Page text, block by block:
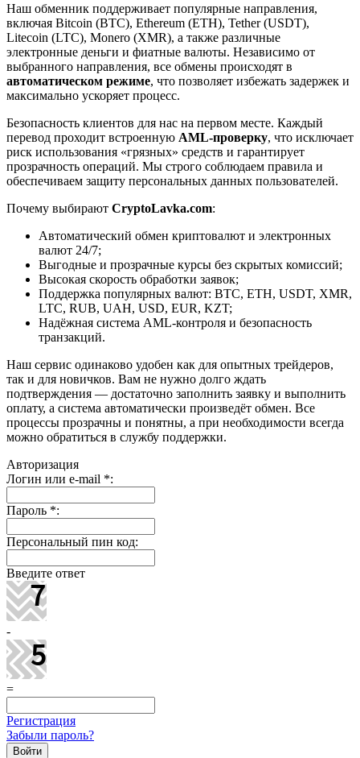
Наш обменник поддерживает популярные направления,
включая Bitcoin (BTC), Ethereum (ETH), Tether (USDT),
Litecoin (LTC), Monero (XMR), а также различные
электронные деньги и фиатные валюты. Независимо от
выбранного направления, все обмены происходят в
автоматическом режиме, что позволяет избежать задержек и
максимально ускоряет процесс.
Безопасность клиентов для нас на первом месте. Каждый
перевод проходит встроенную AML-проверку, что исключает
риск использования «грязных» средств и гарантирует
прозрачность операций. Мы строго соблюдаем правила и
обеспечиваем защиту персональных данных пользователей.
Почему выбирают CryptoLavka.com:
Автоматический обмен криптовалют и электронных
валют 24/7;
Выгодные и прозрачные курсы без скрытых комиссий;
Высокая скорость обработки заявок;
Поддержка популярных валют: BTC, ETH, USDT, XMR,
LTC, RUB, UAH, USD, EUR, KZT;
Надёжная система AML-контроля и безопасность
транзакций.
Наш сервис одинаково удобен как для опытных трейдеров,
так и для новичков. Вам не нужно долго ждать
подтверждения — достаточно заполнить заявку и выполнить
оплату, а система автоматически произведёт обмен. Все
процессы прозрачны и понятны, а при необходимости всегда
можно обратиться в службу поддержки.
Авторизация
Логин или e-mail *:
Пароль *:
Персональный пин код:
Введите ответ
-
=
Регистрация
Забыли пароль?